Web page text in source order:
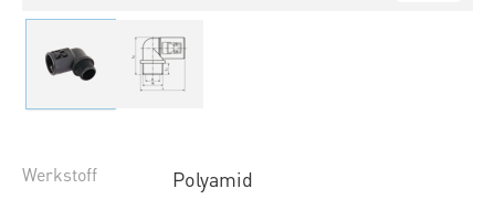
Werkstoff Polyamid